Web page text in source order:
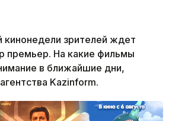
кинонедели зрителей ждет
премьер. На какие фильмы
в ближайшие дни,
Kazinform.